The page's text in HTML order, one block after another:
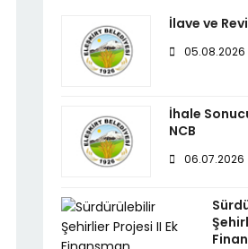
İlave ve
05.08.2026
İhale
NCB
06.07.2026